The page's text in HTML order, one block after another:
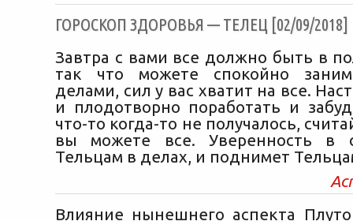
ГОРОСКОП ЗДОРОВЬЯ — ТЕЛЕЦ [02/09/2018]
Завтра с вами все должно быть в
так что можете спокойно
делами, сил у вас хватит на все.
и плодотворно поработать и
что-то когда-то не получалось,
вы можете все. Уверенность в
Тельцам в делах, и поднимет
Влияние нынешнего аспекта